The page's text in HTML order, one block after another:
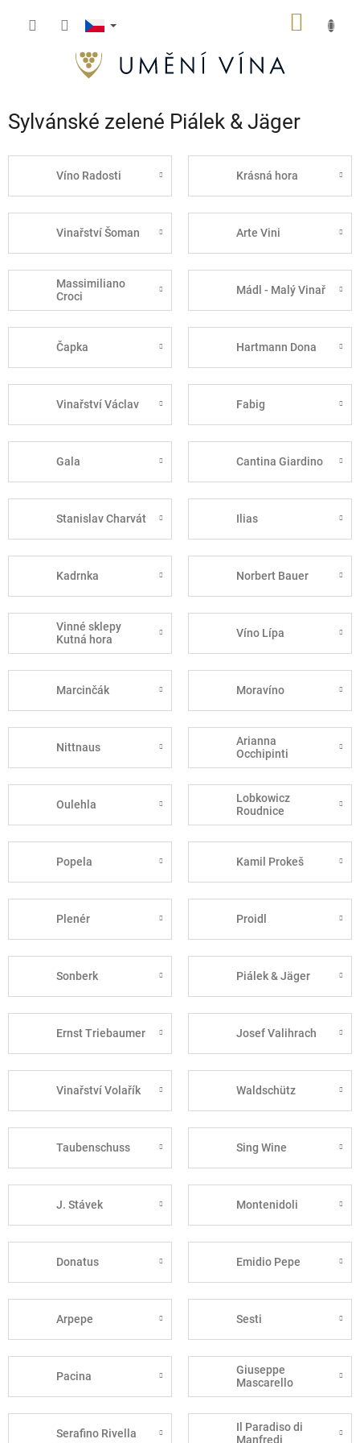
Sylvánské zelené Piálek & Jäger
Víno Radosti Krásná hora
Vinařství Šoman Arte Vini
Massimiliano
Croci
Mádl - Malý Vinař
Čapka Hartmann Dona
Vinařství Václav Fabig
Gala Cantina Giardino
Stanislav Charvát Ilias
Kadrnka Norbert Bauer
Vinné sklepy
Kutná hora
Víno Lípa
Marcinčák Moravíno
Nittnaus
Arianna
Occhipinti
Oulehla
Lobkowicz
Roudnice
Popela Kamil Prokeš
Plenér Proidl
Sonberk Piálek & Jäger
Ernst Triebaumer Josef Valihrach
Vinařství Volařík Waldschütz
Taubenschuss Sing Wine
J. Stávek Montenidoli
Donatus Emidio Pepe
Arpepe Sesti
Pacina
Giuseppe
Mascarello
Serafino Rivella
Il Paradiso di
Manfredi